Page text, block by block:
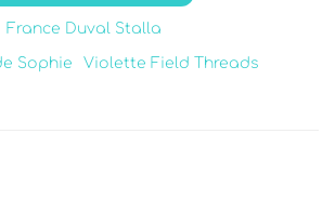
France Duval Stalla
Sophie Violette Field Threads